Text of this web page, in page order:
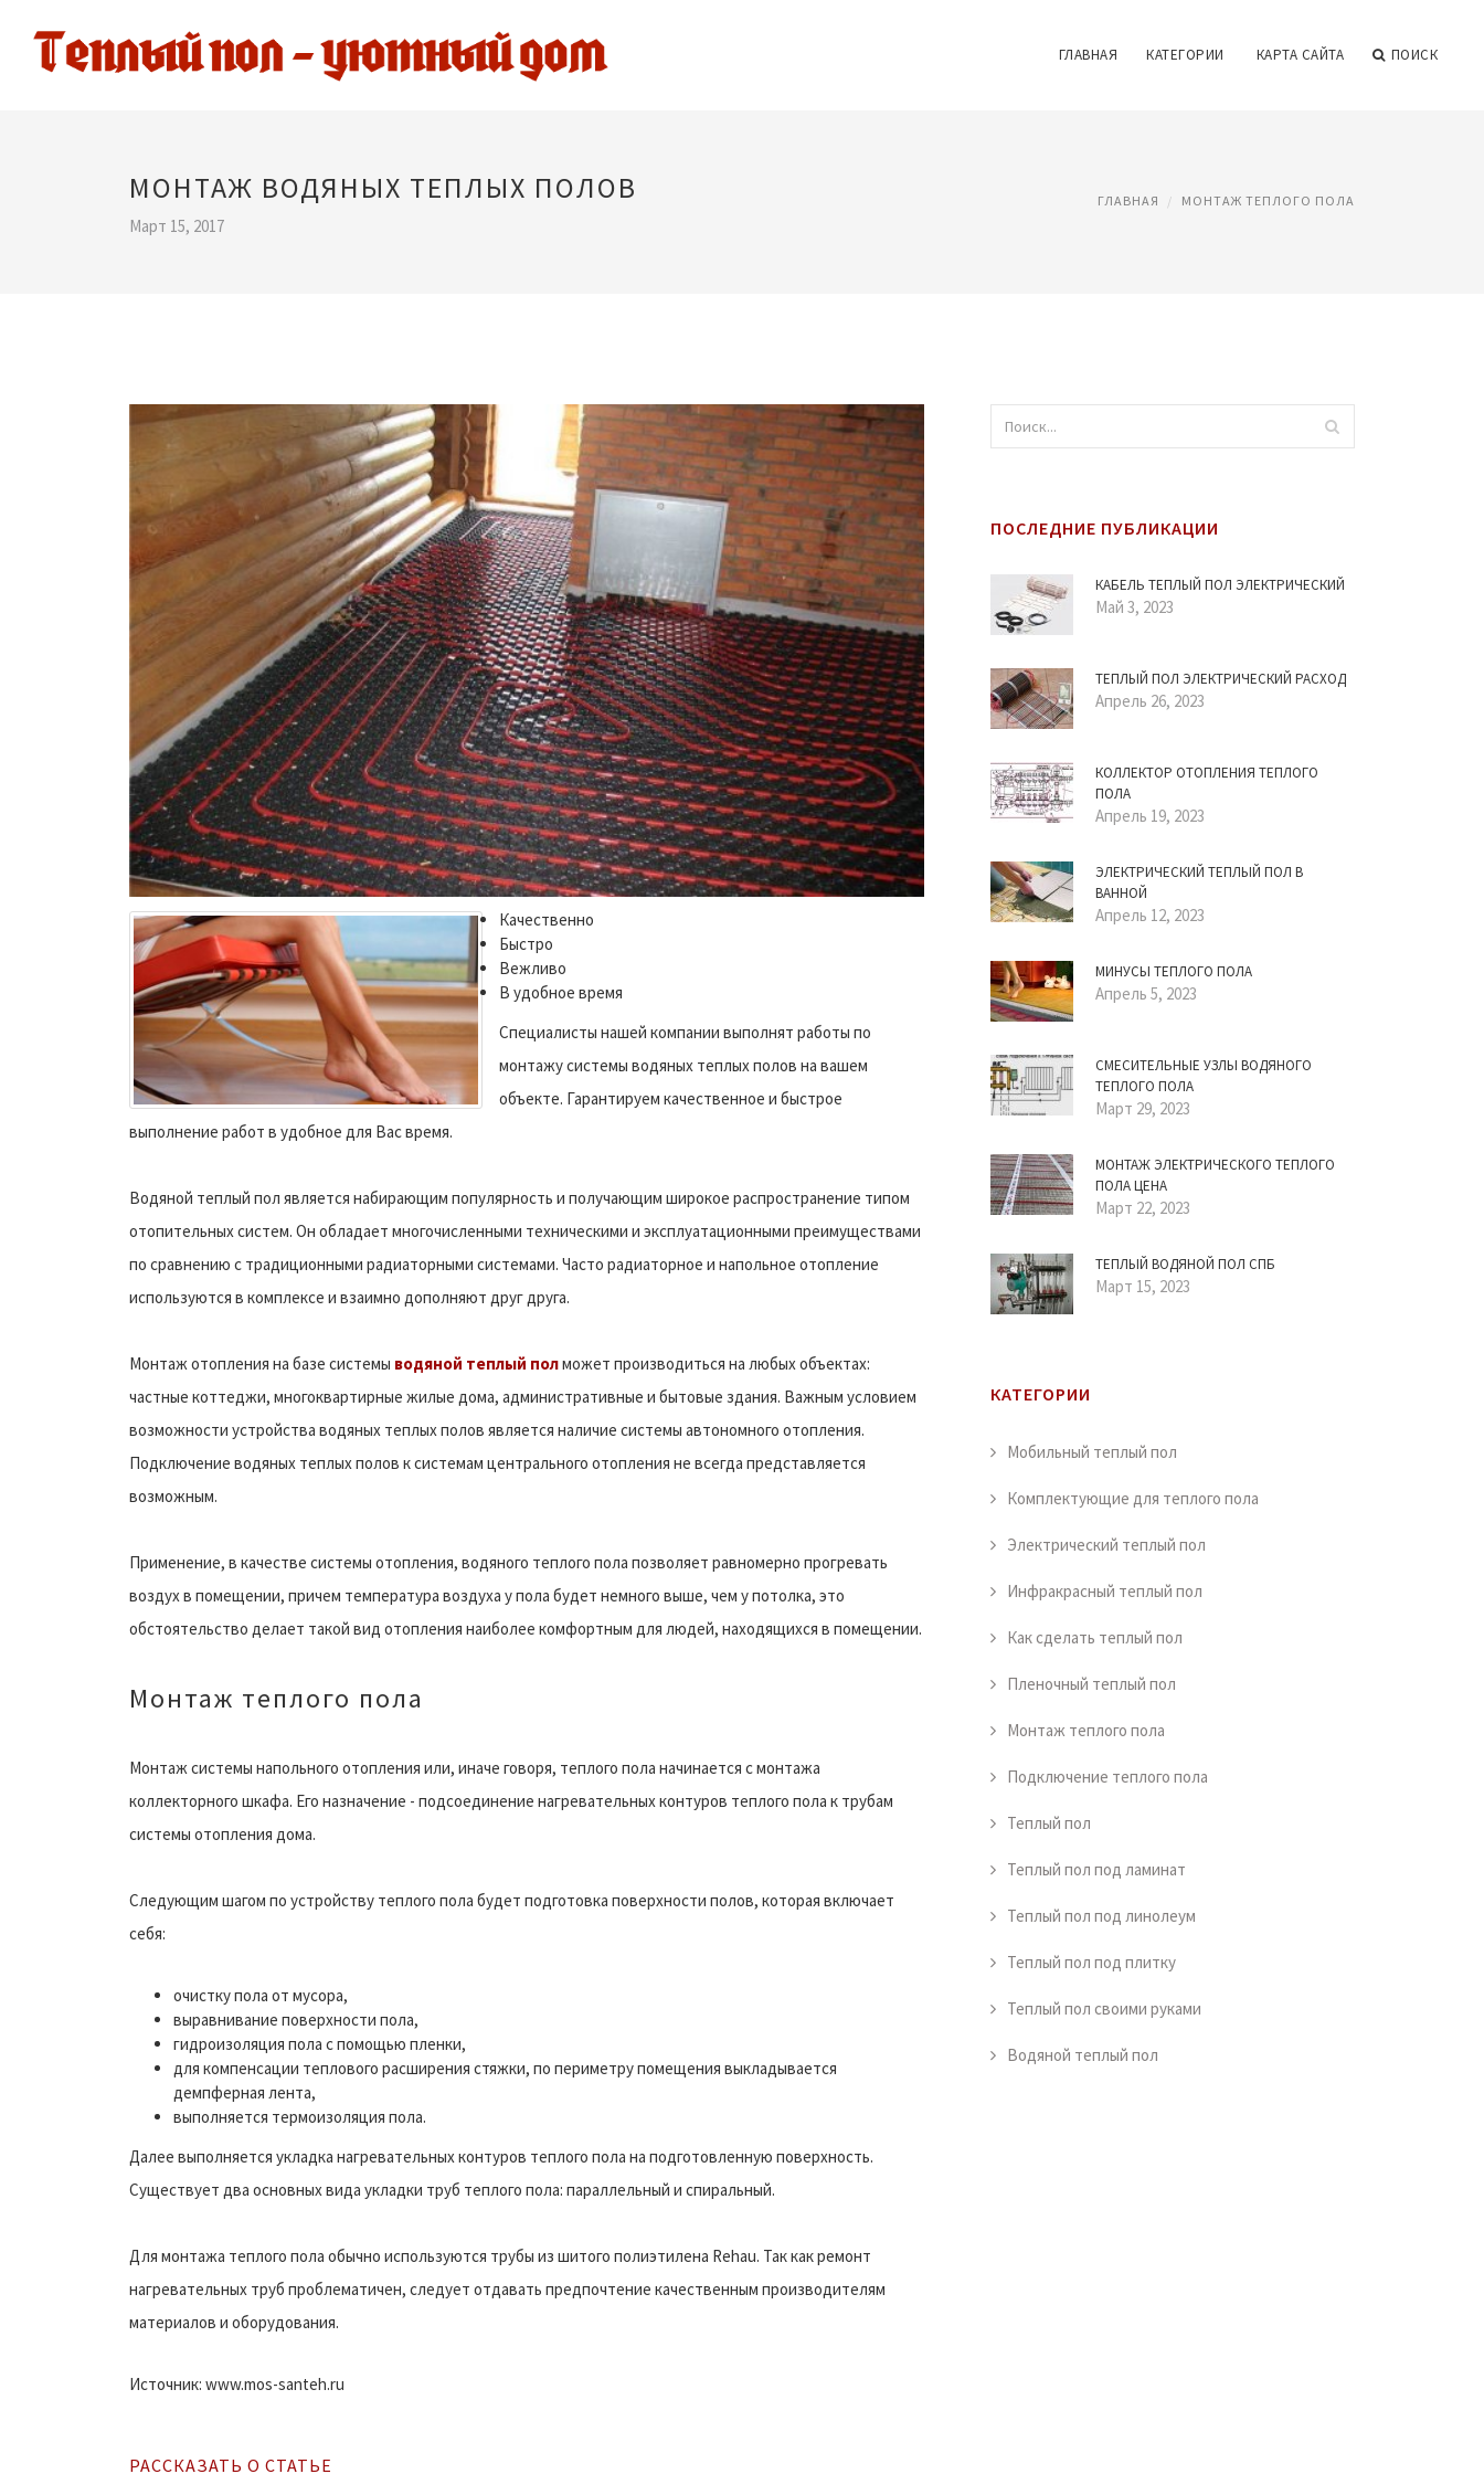
ГЛАВНАЯ КАТЕГОРИИ КАРТА САЙТА ПОИСК
МОНТАЖ ВОДЯНЫХ ТЕПЛЫХ ПОЛОВ
Март 15, 2017
ГЛАВНАЯ МОНТАЖ ТЕПЛОГО ПОЛА
Качественно
Быстро
Вежливо
В удобное время
Специалисты нашей компании выполнят работы по
монтажу системы водяных теплых полов на вашем
объекте. Гарантируем качественное и быстрое
выполнение работ в удобное для Вас время.
Водяной теплый пол является набирающим популярность и получающим широкое распространение типом
отопительных систем. Он обладает многочисленными техническими и эксплуатационными преимуществами
по сравнению с традиционными радиаторными системами. Часто радиаторное и напольное отопление
используются в комплексе и взаимно дополняют друг друга.
Монтаж отопления на базе системы водяной теплый полможет производиться на любых объектах:
частные коттеджи, многоквартирные жилые дома, административные и бытовые здания. Важным условием
возможности устройства водяных теплых полов является наличие системы автономного отопления.
Подключение водяных теплых полов к системам центрального отопления не всегда представляется
возможным.
Применение, в качестве системы отопления, водяного теплого пола позволяет равномерно прогревать
воздух в помещении, причем температура воздуха у пола будет немного выше, чем у потолка, это
обстоятельство делает такой вид отопления наиболее комфортным для людей, находящихся в помещении.
Монтаж теплого пола
Монтаж системы напольного отопления или, иначе говоря, теплого пола начинается с монтажа
коллекторного шкафа. Его назначение - подсоединение нагревательных контуров теплого пола к трубам
системы отопления дома.
Следующим шагом по устройству теплого пола будет подготовка поверхности полов, которая включает
себя:
очистку пола от мусора,
выравнивание поверхности пола,
гидроизоляция пола с помощью пленки,
для компенсации теплового расширения стяжки, по периметру помещения выкладывается
демпферная лента,
выполняется термоизоляция пола.
Далее выполняется укладка нагревательных контуров теплого пола на подготовленную поверхность.
Существует два основных вида укладки труб теплого пола: параллельный и спиральный.
Для монтажа теплого пола обычно используются трубы из шитого полиэтилена Rehau. Так как ремонт
нагревательных труб проблематичен, следует отдавать предпочтение качественным производителям
материалов и оборудования.
Источник: www.mos-santeh.ru
РАССКАЗАТЬ О СТАТЬЕ
ПОСЛЕДНИЕ ПУБЛИКАЦИИ
КАБЕЛЬ ТЕПЛЫЙ ПОЛ ЭЛЕКТРИЧЕСКИЙ
Май 3, 2023
ТЕПЛЫЙ ПОЛ ЭЛЕКТРИЧЕСКИЙ РАСХОД
Апрель 26, 2023
КОЛЛЕКТОР ОТОПЛЕНИЯ ТЕПЛОГО
ПОЛА
Апрель 19, 2023
ЭЛЕКТРИЧЕСКИЙ ТЕПЛЫЙ ПОЛ В
ВАННОЙ
Апрель 12, 2023
МИНУСЫ ТЕПЛОГО ПОЛА
Апрель 5, 2023
СМЕСИТЕЛЬНЫЕ УЗЛЫ ВОДЯНОГО
ТЕПЛОГО ПОЛА
Март 29, 2023
МОНТАЖ ЭЛЕКТРИЧЕСКОГО ТЕПЛОГО
ПОЛА ЦЕНА
Март 22, 2023
ТЕПЛЫЙ ВОДЯНОЙ ПОЛ СПБ
Март 15, 2023
КАТЕГОРИИ
Мобильный теплый пол
Комплектующие для теплого пола
Электрический теплый пол
Инфракрасный теплый пол
Как сделать теплый пол
Пленочный теплый пол
Монтаж теплого пола
Подключение теплого пола
Теплый пол
Теплый пол под ламинат
Теплый пол под линолеум
Теплый пол под плитку
Теплый пол своими руками
Водяной теплый пол